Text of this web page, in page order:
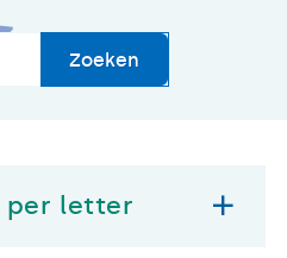
Zoeken
per letter